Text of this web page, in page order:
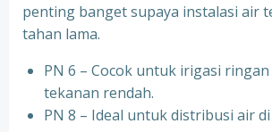
penting banget supaya instalasi air
tahan lama.
PN 6 – Cocok untuk irigasi
tekanan rendah.
PN 8 – Ideal untuk distribusi air